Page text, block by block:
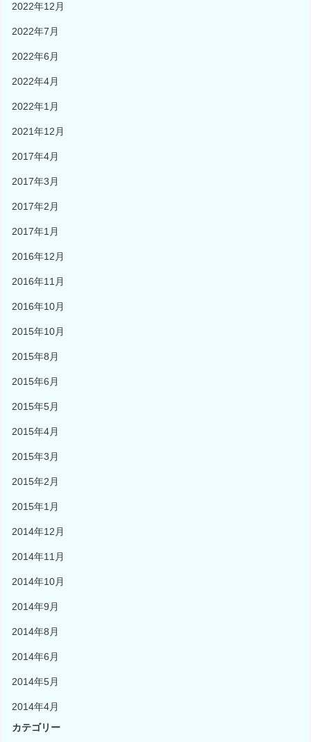
2022年12月
2022年7月
2022年6月
2022年4月
2022年1月
2021年12月
2017年4月
2017年3月
2017年2月
2017年1月
2016年12月
2016年11月
2016年10月
2015年10月
2015年8月
2015年6月
2015年5月
2015年4月
2015年3月
2015年2月
2015年1月
2014年12月
2014年11月
2014年10月
2014年9月
2014年8月
2014年6月
2014年5月
2014年4月
カテゴリー